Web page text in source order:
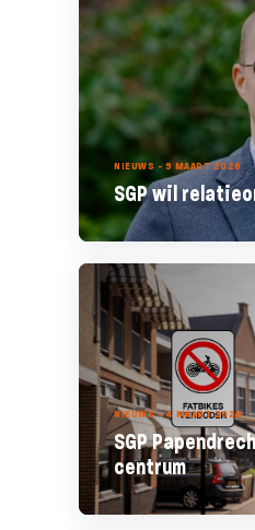
NIEUWS - 9 MAART 2026
SGP wil
NIEUWS - 4 MAART 2026
SGP
centrum